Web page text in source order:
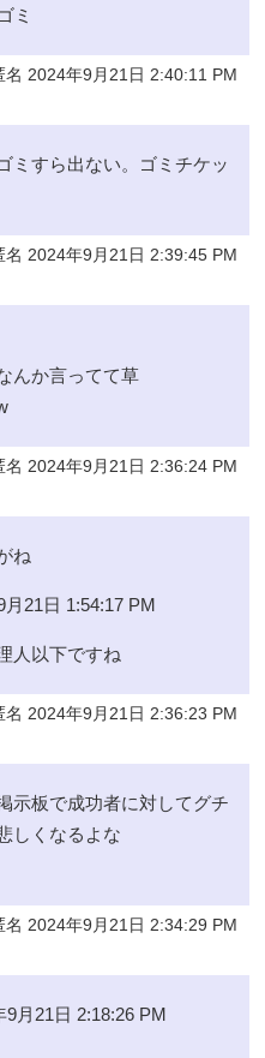
ミ
2024年9月21日 2:40:11 PM
ミすら出ない。ゴミチケッ
2024年9月21日 2:39:45 PM
んか言ってて草
2024年9月21日 2:36:24 PM
ね
月21日 1:54:17 PM
人以下ですね
2024年9月21日 2:36:23 PM
示板で成功者に対してグチ
しくなるよな
2024年9月21日 2:34:29 PM
9月21日 2:18:26 PM